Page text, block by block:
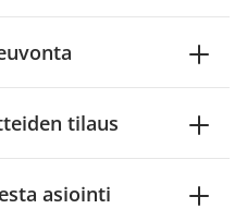
tilaus
asiointi